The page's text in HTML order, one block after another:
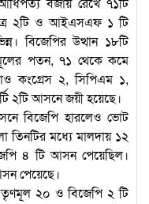
২টি ও আইএসএফ ১ টি
বিজেপির উত্থান ১৮টি
পতন, ৭১ থেকে কমে
কংগ্রেস ২, সিপিএম ১,
২টি আসনে জয়ী হয়েছে।
বিজেপি হারলেও ভোট
তিনটির মধ্যে মালদায় ১২
৪ টি আসন পেয়েছিল।
পেয়েছে।
তৃণমূল ২০ ও বিজেপি ২ টি